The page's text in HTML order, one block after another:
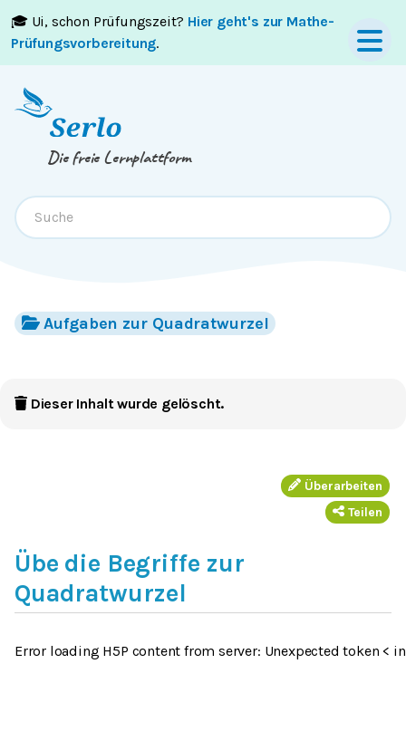
🎓 Ui, schon Prüfungszeit? Hier geht's zur Mathe-
Prüfungsvorbereitung.
Springe zumInhaltoderFooter
Die freie Lernplattform
Aufgaben zur Quadratwurzel
Dieser Inhalt wurde gelöscht.
Überarbeiten
Teilen
Übe die Begriffe zur
Quadratwurzel
Error loading H5P content from server: Unexpected token <